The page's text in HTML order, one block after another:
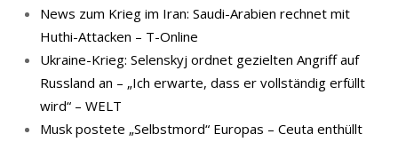
News zum Krieg im Iran: Saudi-Arabien rechnet mit
Huthi-Attacken – T-Online
Ukraine-Krieg: Selenskyj ordnet gezielten Angriff auf
Russland an – „Ich erwarte, dass er vollständig erfüllt
wird“ – WELT
Musk postete „Selbstmord“ Europas – Ceuta enthüllt